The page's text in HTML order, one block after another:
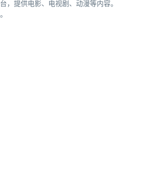
，提供电影、电视剧、动漫等内容。